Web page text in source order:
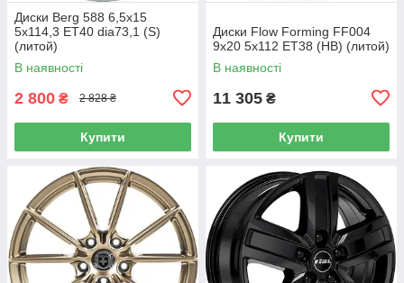
Диски Berg 588 6,5x15
5x114,3 ET40 dia73,1 (S)
(литой)
В наявності
2 800 ₴ 2 828 ₴
Купити
Диски Flow Forming FF004
9x20 5x112 ET38 (HB) (литой)
В наявності
11 305 ₴
Купити